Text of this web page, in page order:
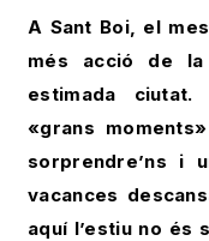
A Sant Boi, el
més acció de
estimada ciutat.
«grans
sorprendre’ns i
vacances
aquí l’estiu no és